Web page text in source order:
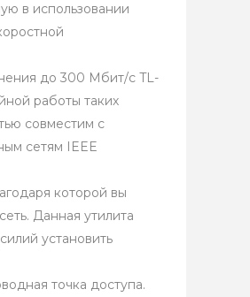
в использовании
до 300 Мбит/с TL-
работы таких
совместим с
сетям IEEE
которой вы
Данная утилита
установить
точка доступа.